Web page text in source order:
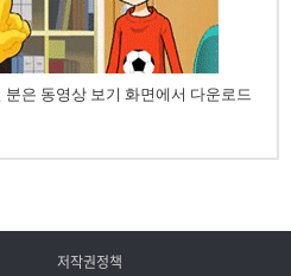
은 동영상 보기 화면에서 다운로드
저작권정책